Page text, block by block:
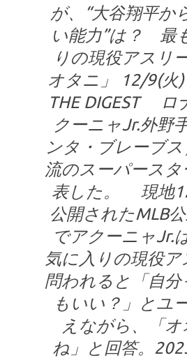
が、“大谷翔平か
い能力”は？ 最
りの現役アスリ
オタニ」 12/9(火
THE DIGEST ロ
クーニャJr.外野
ンタ・ブレーブ
流のスーパース
表した。 現地
公開されたMLB
でアクーニャJr.
気に入りの現役
問われると「自
もいい？」とユ
えながら、「
ね」と回答。